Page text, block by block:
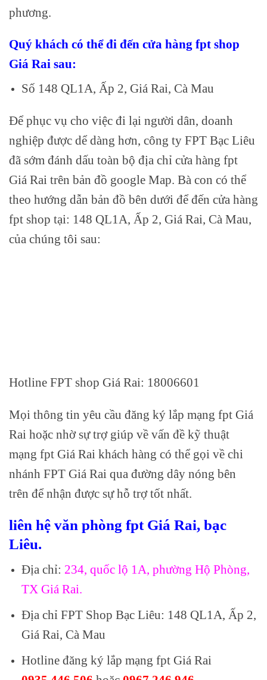
phương.
Quý khách có thể đi đến cửa hàng fpt shop
Giá Rai sau:
Số 148 QL1A, Ấp 2, Giá Rai, Cà Mau
Để phục vụ cho việc đi lại người dân, doanh
nghiệp được dể dàng hơn, công ty FPT Bạc Liêu
đã sớm đánh dấu toàn bộ địa chỉ cửa hàng fpt
Giá Rai trên bản đồ google Map. Bà con có thể
theo hướng dẫn bản đồ bên dưới để đến cửa hàng
fpt shop tại: 148 QL1A, Ấp 2, Giá Rai, Cà Mau,
của chúng tôi sau:
Hotline FPT shop Giá Rai: 18006601
Mọi thông tin yêu cầu đăng ký lắp mạng fpt Giá
Rai hoặc nhờ sự trợ giúp về vấn đề kỹ thuật
mạng fpt Giá Rai khách hàng có thể gọi về chi
nhánh FPT Giá Rai qua đường dây nóng bên
trên để nhận được sự hỗ trợ tốt nhất.
liên hệ văn phòng fpt Giá Rai, bạc
Liêu.
Địa chỉ: 234, quốc lộ 1A, phường Hộ Phòng,
TX Giá Rai.
Địa chỉ FPT Shop Bạc Liêu: 148 QL1A, Ấp 2,
Giá Rai, Cà Mau
Hotline đăng ký lắp mạng fpt Giá Rai